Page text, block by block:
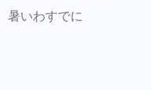
暑いわすでに